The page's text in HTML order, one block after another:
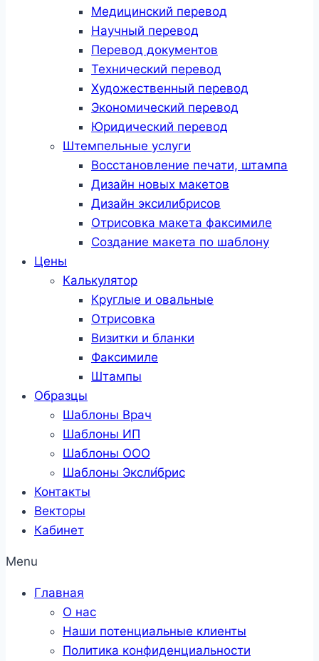
Медицинский перевод
Научный перевод
Перевод документов
Технический перевод
Художественный перевод
Экономический перевод
Юридический перевод
Штемпельные услуги
Восстановление печати, штампа
Дизайн новых макетов
Дизайн эксилибрисов
Отрисовка макета факсимиле
Создание макета по шаблону
Цены
Калькулятор
Круглые и овальные
Отрисовка
Визитки и бланки
Факсимиле
Штампы
Образцы
Шаблоны Врач
Шаблоны ИП
Шаблоны ООО
Шаблоны Эксли́брис
Контакты
Векторы
Кабинет
Menu
Главная
О нас
Наши потенциальные клиенты
Политика конфиденциальности